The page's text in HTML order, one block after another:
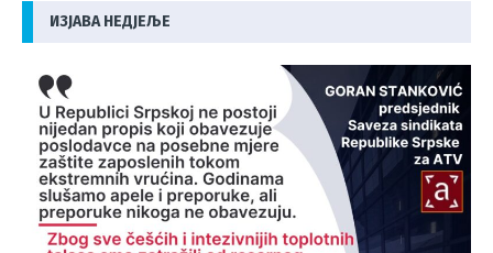
ИЗЈАВА НЕДЈЕЉЕ